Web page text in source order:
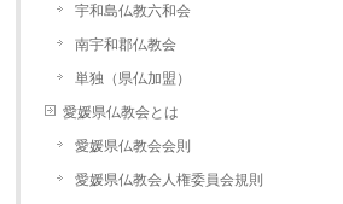
宇和島仏教六和会
南宇和郡仏教会
単独（県仏加盟）
愛媛県仏教会とは
愛媛県仏教会会則
愛媛県仏教会人権委員会規則